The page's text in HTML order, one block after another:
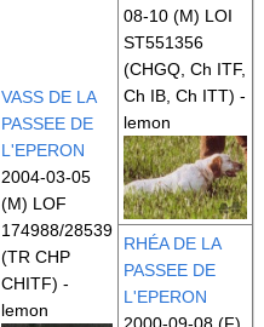
VASS DE LA
PASSEE DE
L'EPERON
2004-03-05
(M) LOF
174988/28539
(TR CHP
CHITF) -
lemon
08-10 (M) LOI
ST551356
(CHGQ, Ch ITF,
Ch IB, Ch ITT) -
lemon
RHÉA DE LA
PASSEE DE
L'EPERON